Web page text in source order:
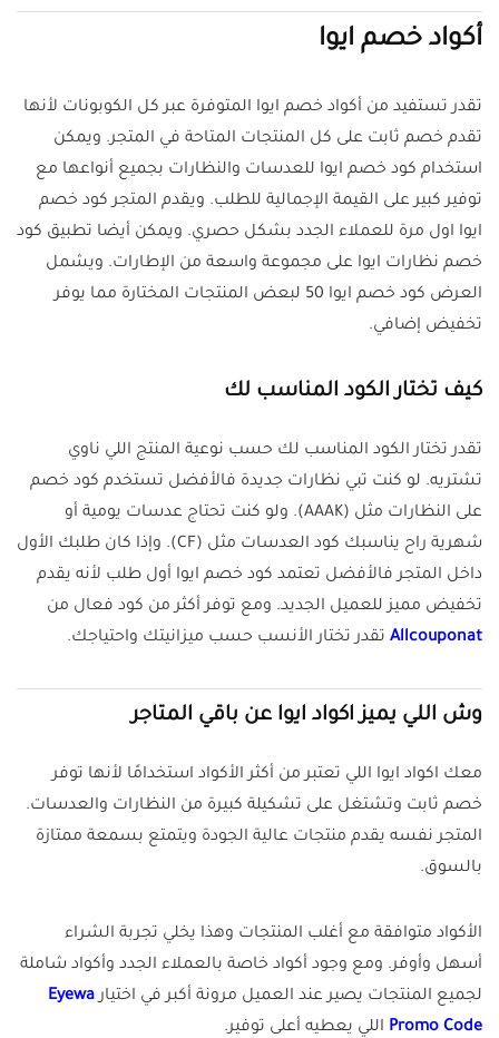
أكواد خصم ايوا
تقدر تستفيد من أكواد خصم ايوا المتوفرة عبر كل الكوبونات لأنها
تقدم خصم ثابت على كل المنتجات المتاحة في المتجر. ويمكن
استخدام كود خصم ايوا للعدسات والنظارات بجميع أنواعها مع
توفير كبير على القيمة الإجمالية للطلب. ويقدم المتجر كود خصم
ايوا اول مرة للعملاء الجدد بشكل حصري. ويمكن أيضا تطبيق كود
خصم نظارات ايوا على مجموعة واسعة من الإطارات. ويشمل
العرض كود خصم ايوا 50 لبعض المنتجات المختارة مما يوفر
تخفيض إضافي.
كيف تختار الكود المناسب لك
تقدر تختار الكود المناسب لك حسب نوعية المنتج اللي ناوي
تشتريه. لو كنت تبي نظارات جديدة فالأفضل تستخدم كود خصم
على النظارات مثل (AAAK). ولو كنت تحتاج عدسات يومية أو
شهرية راح يناسبك كود العدسات مثل (CF). وإذا كان طلبك الأول
داخل المتجر فالأفضل تعتمد كود خصم ايوا أول طلب لأنه يقدم
تخفيض مميز للعميل الجديد. ومع توفر أكثر من كود فعال من
Allcouponat تقدر تختار الأنسب حسب ميزانيتك واحتياجك.
وش اللي يميز اكواد ايوا عن باقي المتاجر
معك اكواد ايوا اللي تعتبر من أكثر الأكواد استخدامًا لأنها توفر
خصم ثابت وتشتغل على تشكيلة كبيرة من النظارات والعدسات.
المتجر نفسه يقدم منتجات عالية الجودة ويتمتع بسمعة ممتازة
بالسوق.
الأكواد متوافقة مع أغلب المنتجات وهذا يخلي تجربة الشراء
أسهل وأوفر. ومع وجود أكواد خاصة بالعملاء الجدد وأكواد شاملة
لجميع المنتجات يصير عند العميل مرونة أكبر في اختيارEyewa
Promo Code اللي يعطيه أعلى توفير.